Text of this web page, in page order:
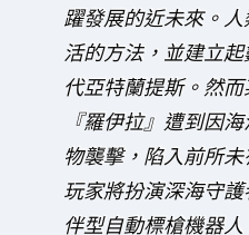
躍發展的近未來。
活的方法，並建立
代亞特蘭提斯。然
『羅伊拉』遭到因
物襲擊，陷入前所未
玩家將扮演深海守
伴型自動標槍機器